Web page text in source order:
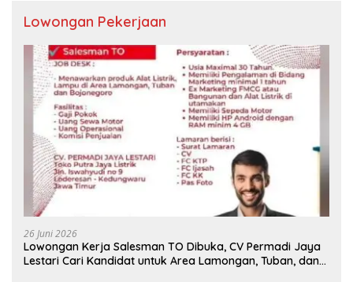
Lowongan Pekerjaan
26 Juni 2026
Lowongan Kerja Salesman TO Dibuka, CV Permadi Jaya
Lestari Cari Kandidat untuk Area Lamongan, Tuban, dan